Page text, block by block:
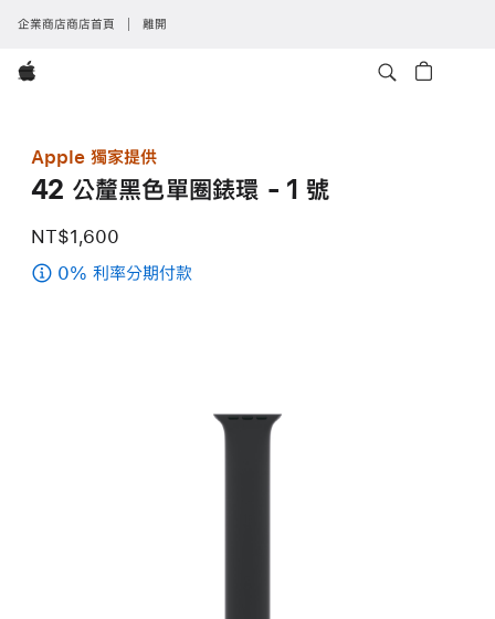
企業商店商店首頁 離開
Apple
Apple 獨家提供
42 公釐黑色單圈錶環 - 1 號
NT$1,600
0% 利率分期付款